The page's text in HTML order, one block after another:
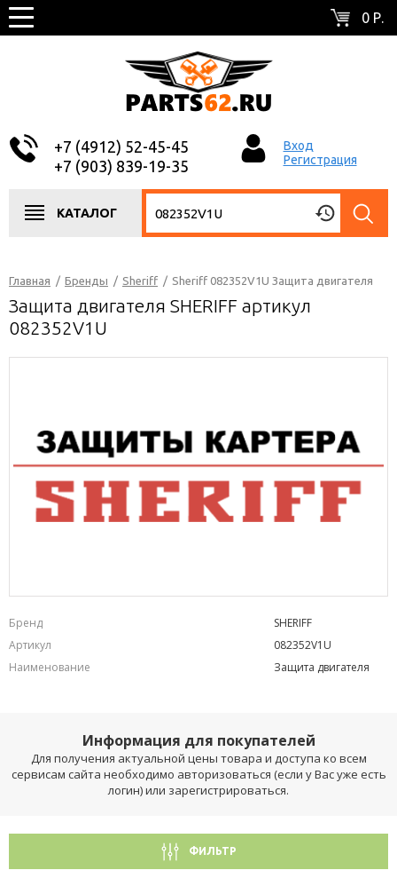
0 Р.
+7 (4912) 52-45-45
+7 (903) 839-19-35
Вход
Регистрация
КАТАЛОГ
Главная / Бренды / Sheriff / Sheriff 082352V1U Защита двигателя
Защита двигателя SHERIFF артикул
082352V1U
Бренд
SHERIFF
Артикул
082352V1U
Наименование
Защита двигателя
Информация для покупателей
Для получения актуальной цены товара и доступа ко всем
сервисам сайта необходимо авторизоваться (если у Вас уже есть
логин) или зарегистрироваться.
ФИЛЬТР